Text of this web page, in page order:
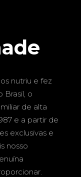
nutriu e fez
Brasil, o
de alta
e a partir de
exclusivas e
nosso